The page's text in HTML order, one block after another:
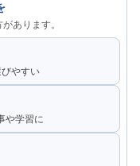
あります。
やすい
や学習に